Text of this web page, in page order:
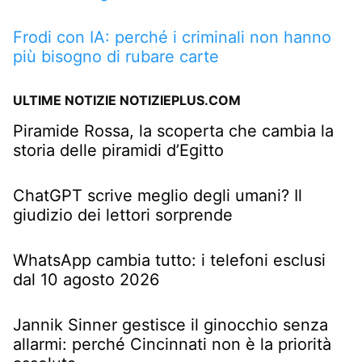
Frodi con IA: perché i criminali non hanno
più bisogno di rubare carte
ULTIME NOTIZIE NOTIZIEPLUS.COM
Piramide Rossa, la scoperta che cambia la
storia delle piramidi d’Egitto
ChatGPT scrive meglio degli umani? Il
giudizio dei lettori sorprende
WhatsApp cambia tutto: i telefoni esclusi
dal 10 agosto 2026
Jannik Sinner gestisce il ginocchio senza
allarmi: perché Cincinnati non è la priorità